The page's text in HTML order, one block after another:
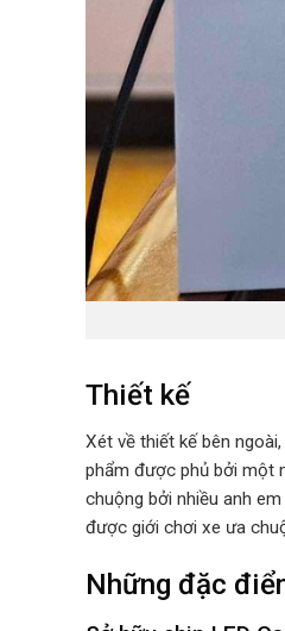
Thiết kế
Xét về thiết kế bên
phẩm được phủ bởi một
chuộng bởi nhiều anh
được giới chơi xe ưa
Những đặc